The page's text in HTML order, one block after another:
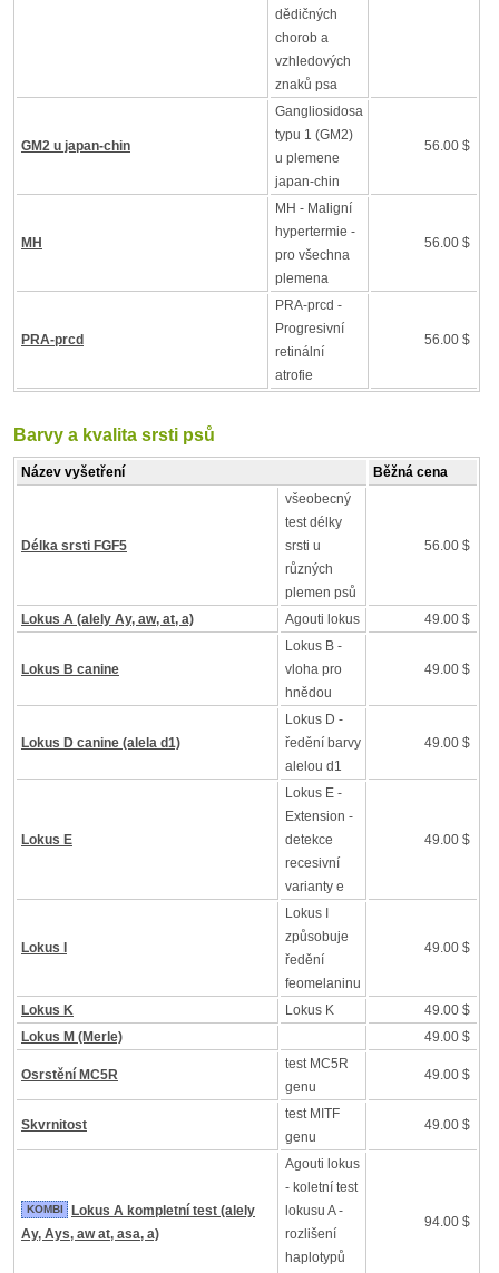
dědičných
chorob a
vzhledových
znaků psa
GM2 u japan-chin
Gangliosidosa
typu 1 (GM2)
u plemene
japan-chin
56.00 $
MH
MH - Maligní
hypertermie -
pro všechna
plemena
56.00 $
PRA-prcd
PRA-prcd -
Progresivní
retinální
atrofie
56.00 $
Barvy a kvalita srsti psů
Název vyšetření Běžná cena
Délka srsti FGF5
všeobecný
test délky
srsti u
různých
plemen psů
56.00 $
Lokus A (alely Ay, aw, at, a) Agouti lokus 49.00 $
Lokus B canine
Lokus B -
vloha pro
hnědou
49.00 $
Lokus D canine (alela d1)
Lokus D -
ředění barvy
alelou d1
49.00 $
Lokus E
Lokus E -
Extension -
detekce
recesivní
varianty e
49.00 $
Lokus I
Lokus I
způsobuje
ředění
feomelaninu
49.00 $
Lokus K Lokus K
49.00 $
Lokus M (Merle)
49.00 $
Osrstění MC5R
test MC5R
genu
49.00 $
Skvrnitost
test MITF
genu
49.00 $
KOMBI
Lokus A kompletní test (alely
Ay, Ays, aw at, asa, a)
Agouti lokus
- koletní test
lokusu A -
rozlišení
haplotypů
94.00 $